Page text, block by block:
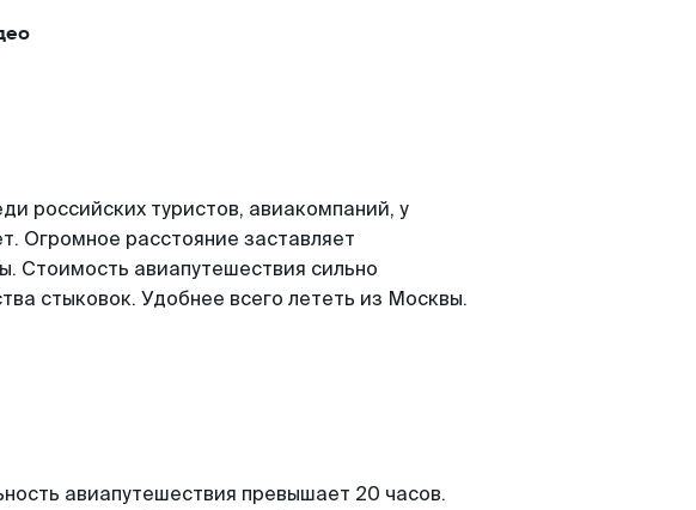
российских туристов, авиакомпаний, у
Огромное расстояние заставляет
Стоимость авиапутешествия сильно
стыковок. Удобнее всего лететь из Москвы.
авиапутешествия превышает 20 часов.